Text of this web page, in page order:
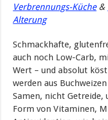
Verbrennungs-Küche&
Alterung
Schmackhafte,
auch noch Low-Carb,
Wert – und absolut
werden aus
Samen, nicht
Form von Vitaminen,